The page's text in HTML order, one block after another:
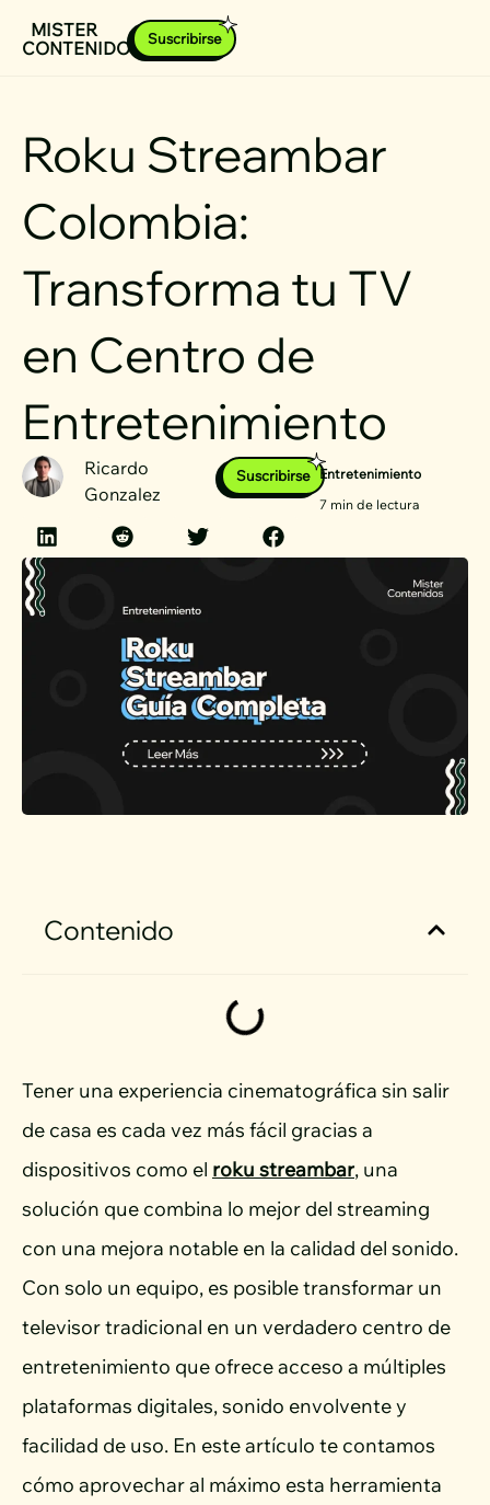
MISTER
CONTENIDOS Suscribirse
Roku Streambar
Colombia:
Transforma tu TV
en Centro de
Entretenimiento
Ricardo
Gonzalez
Suscribirse
Entretenimiento
7 min de lectura
Contenido
Tener una experiencia cinematográfica sin salir
de casa es cada vez más fácil gracias a
dispositivos como el roku streambar, una
solución que combina lo mejor del streaming
con una mejora notable en la calidad del sonido.
Con solo un equipo, es posible transformar un
televisor tradicional en un verdadero centro de
entretenimiento que ofrece acceso a múltiples
plataformas digitales, sonido envolvente y
facilidad de uso. En este artículo te contamos
cómo aprovechar al máximo esta herramienta